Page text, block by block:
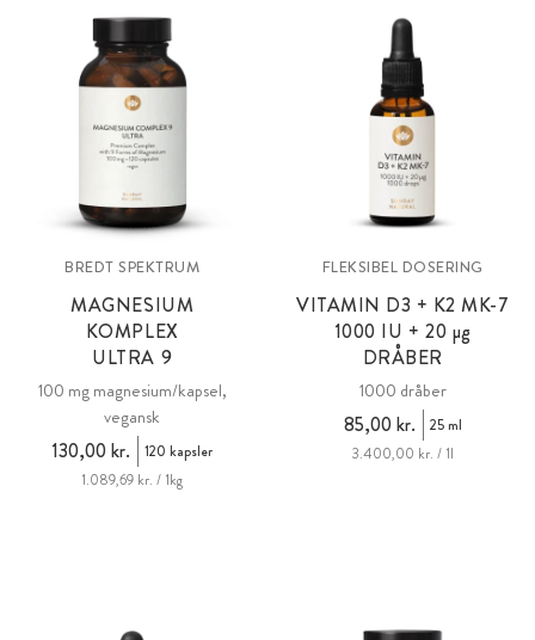
BREDT SPEKTRUM
MAGNESIUM
KOMPLEX
ULTRA 9
100 mg magnesium/kapsel,
vegansk
130,00 kr.
120 kapsler
1.089,69 kr. / 1kg
FLEKSIBEL DOSERING
VITAMIN D3 + K2 MK-7
1000 IU + 20 µg
DRÅBER
1000 dråber
85,00 kr.
25 ml
3.400,00 kr. / 1l